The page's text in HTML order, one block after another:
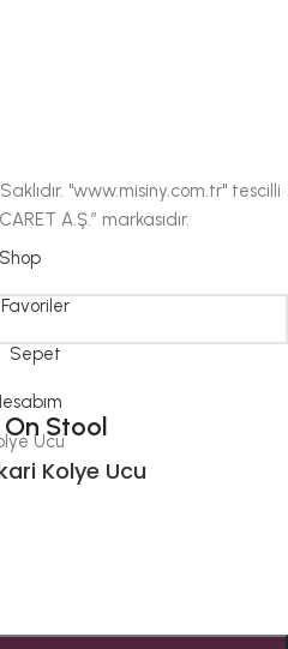
"www.misiny.com.tr" tescilli
A.Ş.” markasıdır.
Stool
Shop
Favoriler
Sepet
Kolye Ucu